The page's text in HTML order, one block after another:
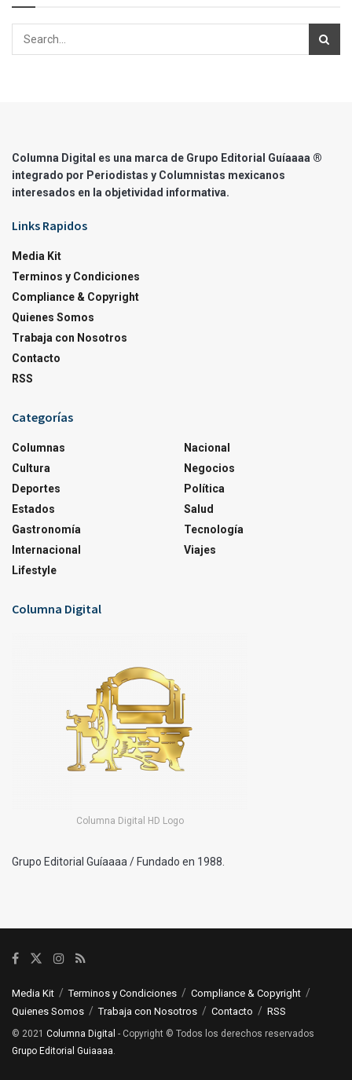
Columna Digital es una marca de Grupo Editorial Guíaaaa ®
integrado por Periodistas y Columnistas mexicanos
interesados en la objetividad informativa.
Links Rapidos
Media Kit
Terminos y Condiciones
Compliance & Copyright
Quienes Somos
Trabaja con Nosotros
Contacto
RSS
Categorías
Columnas
Cultura
Deportes
Estados
Gastronomía
Internacional
Lifestyle
Nacional
Negocios
Política
Salud
Tecnología
Viajes
Columna Digital
Columna Digital HD Logo
Grupo Editorial Guíaaaa / Fundado en 1988.
Media Kit Terminos y Condiciones
Compliance & Copyright
Quienes Somos
Trabaja con Nosotros Contacto RSS
© 2021 Columna Digital - Copyright © Todos los derechos reservados
Grupo Editorial Guiaaaa.